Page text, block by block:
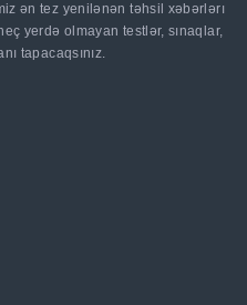
ən tez yenilənən təhsil xəbərlərı
yerdə olmayan testlər, sınaqlar,
tapacaqsınız.